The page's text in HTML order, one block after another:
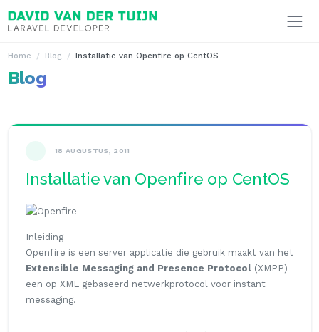
Ga naar inhoud
Home Blog Installatie van Openfire op CentOS
Blog
18 AUGUSTUS, 2011
Installatie van Openfire op CentOS
Inleiding
Openfire is een server applicatie die gebruik maakt van het
Extensible Messaging and Presence Protocol (XMPP)
een op XML gebaseerd netwerkprotocol voor instant
messaging.